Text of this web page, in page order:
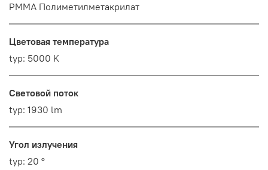
PMMA Полиметилметакрилат
Цветовая температура
typ: 5000 K
Световой поток
typ: 1930 lm
Угол излучения
typ: 20 °